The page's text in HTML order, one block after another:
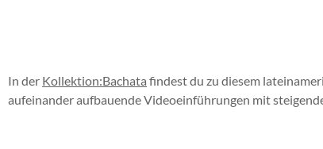
In der Kollektion:Bachata findest du zu diesem
aufeinander aufbauende Videoeinführungen mit